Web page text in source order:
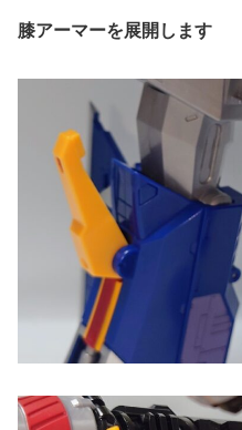
膝アーマーを展開します